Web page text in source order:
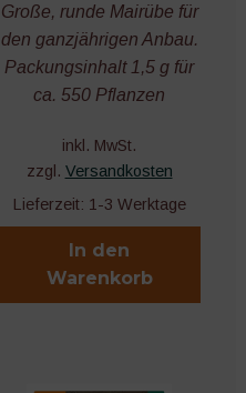
Große, runde Mairübe für
den ganzjährigen Anbau.
Packungsinhalt 1,5 g für
ca. 550 Pflanzen
inkl. MwSt.
zzgl. Versandkosten
Lieferzeit: 1-3 Werktage
In den
Warenkorb